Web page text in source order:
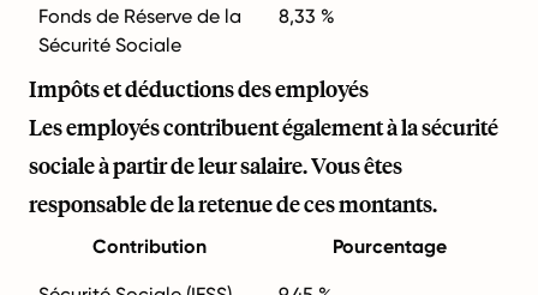
Fonds de Réserve de la
Sécurité Sociale
8,33 %
Impôts et déductions des employés
Les employés contribuent également à la sécurité
sociale à partir de leur salaire. Vous êtes
responsable de la retenue de ces montants.
Contribution Pourcentage